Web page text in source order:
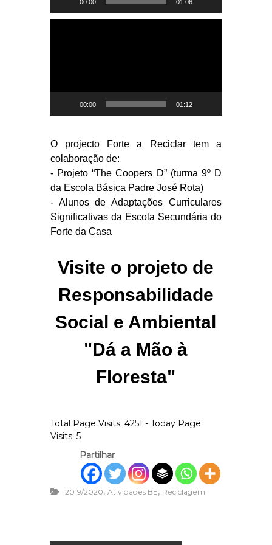
e
t
e
00:00 01:06
t
r
e
v
í
d
e
o
00:00 01:12
O projecto Forte a Reciclar tem a
colaboração de:
- Projeto “The Coopers D” (turma 9º D
da Escola Básica Padre José Rota)
- Alunos de Adaptações Curriculares
Significativas da Escola Secundária do
Forte da Casa
Visite o projeto de
Responsabilidade
Social e Ambiental
"Dá a Mão à
Floresta"
Total Page Visits: 4251 - Today Page
Visits: 5
Partilhar
2019/2020,Atividades BE, Reciclagem